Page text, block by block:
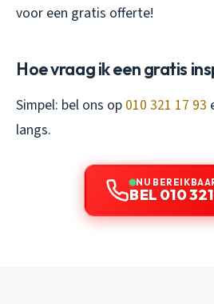
voor een gratis offerte!
Hoe vraag ik een gratis
Simpel: bel ons op 010 321 17 93
langs.
NU
BEL 010